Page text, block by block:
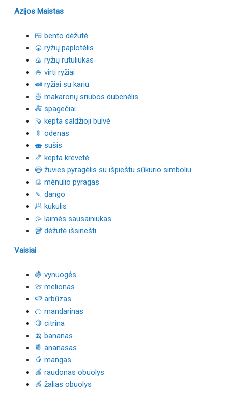
Azijos Maistas
🍱 bento dėžutė
🍘 ryžių paplotėlis
🍙 ryžių rutuliukas
🍚 virti ryžiai
🍛 ryžiai su kariu
🍜 makaronų sriubos dubenėlis
🍝 spagečiai
🍠 kepta saldžioji bulvė
🍢 odenas
🍣 sušis
🍤 kepta krevetė
🍥 žuvies pyragėlis su išpieštu sūkurio simboliu
🥮 mėnulio pyragas
🍡 dango
🥟 kukulis
🥠 laimės sausainiukas
🥡 dėžutė išsinešti
Vaisiai
🍇 vynuogės
🍈 melionas
🍉 arbūzas
🍊 mandarinas
🍋 citrina
🍌 bananas
🍍 ananasas
🥭 mangas
🍎 raudonas obuolys
🍏 žalias obuolys